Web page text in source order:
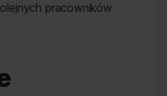
pracowników